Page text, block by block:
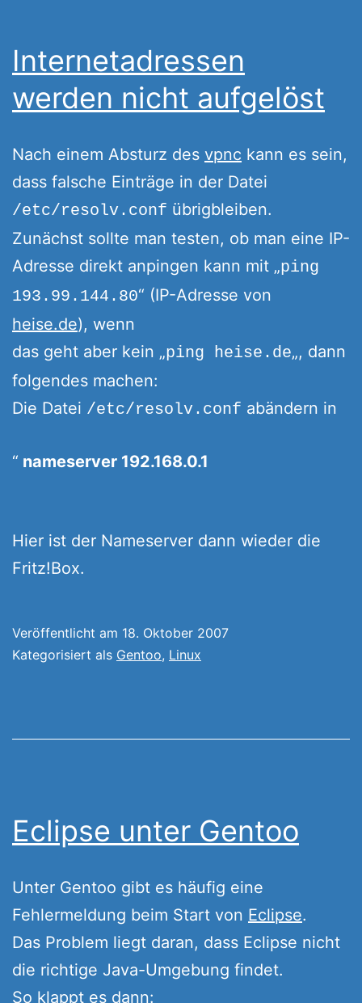
Internetadressen
werden nicht aufgelöst
Nach einem Absturz des vpnc kann es sein,
dass falsche Einträge in der Datei
/etc/resolv.conf übrigbleiben.
Zunächst sollte man testen, ob man eine IP-
Adresse direkt anpingen kann mit „ping
193.99.144.80“ (IP-Adresse von
heise.de), wenn
das geht aber kein „ping heise.de„, dann
folgendes machen:
Die Datei /etc/resolv.conf abändern in
nameserver 192.168.0.1
Hier ist der Nameserver dann wieder die
Fritz!Box.
Veröffentlicht am 18. Oktober 2007
Kategorisiert als Gentoo, Linux
Eclipse unter Gentoo
Unter Gentoo gibt es häufig eine
Fehlermeldung beim Start von Eclipse.
Das Problem liegt daran, dass Eclipse nicht
die richtige Java-Umgebung findet.
So klappt es dann: